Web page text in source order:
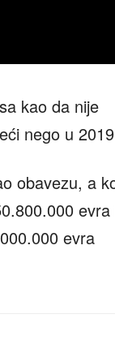
kao da nije
nego u
obavezu, a
evra